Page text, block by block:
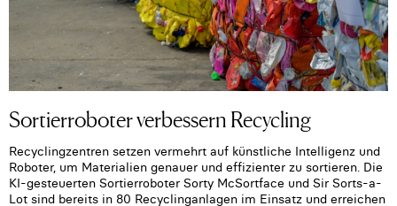
Sortierroboter verbessern Recycling
Recyclingzentren setzen vermehrt auf künstliche Intelligenz und
Roboter, um Materialien genauer und effizienter zu sortieren. Die
KI-gesteuerten Sortierroboter Sorty McSortface und Sir Sorts-a-
Lot sind bereits in 80 Recyclinganlagen im Einsatz und erreichen